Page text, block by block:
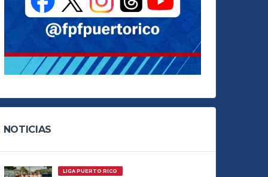
NOTICIAS
LIGA PUERTO RICO